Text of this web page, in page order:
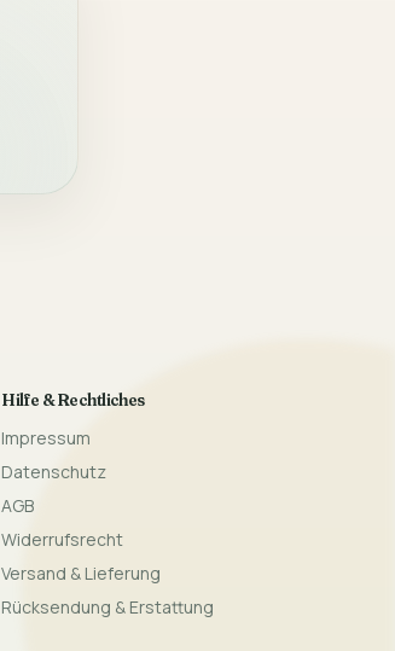
Hilfe & Rechtliches
Impressum
Datenschutz
AGB
Widerrufsrecht
Versand & Lieferung
Rücksendung & Erstattung